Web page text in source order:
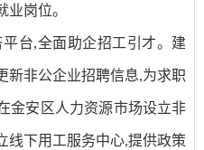
岗位。
台,全面助企招工引才。建
新非公企业招聘信息,为求职
金安区人力资源市场设立非
线下用工服务中心,提供政策